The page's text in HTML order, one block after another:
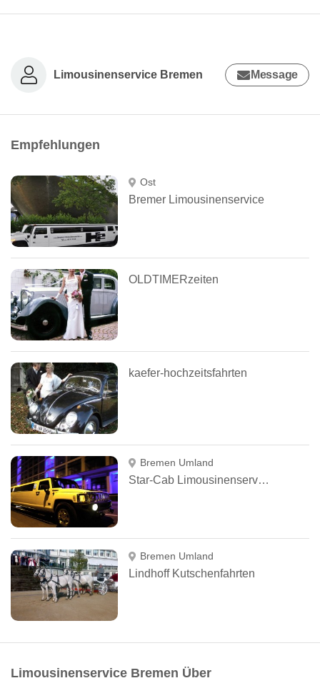
Limousinenservice Bremen Message
Empfehlungen
Ost
Bremer Limousinenservice
OLDTIMERzeiten
kaefer-hochzeitsfahrten
Bremen Umland
Star-Cab Limousinenservice
Bremen Umland
Lindhoff Kutschenfahrten
Limousinenservice Bremen Über